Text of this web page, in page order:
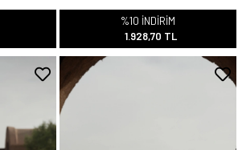
%10 İNDİRİM
1.928,70 TL